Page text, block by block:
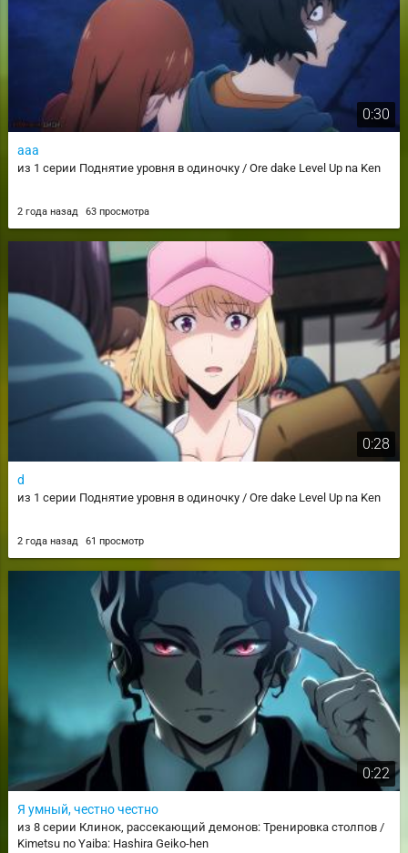
0:30
ааа
из 1 серии Поднятие уровня в одиночку / Ore dake Level Up na Ken
2 года назад 63 просмотра
0:28
d
из 1 серии Поднятие уровня в одиночку / Ore dake Level Up na Ken
2 года назад 61 просмотр
0:22
Я умный, честно честно
из 8 серии Клинок, рассекающий демонов: Тренировка столпов /
Kimetsu no Yaiba: Hashira Geiko-hen